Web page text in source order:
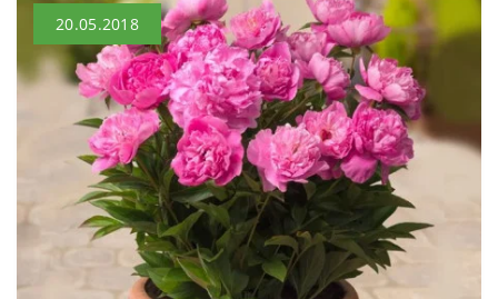
20.05.2018